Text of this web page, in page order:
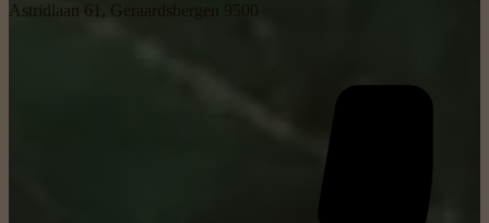
Astridlaan 61, Geraardsbergen 9500